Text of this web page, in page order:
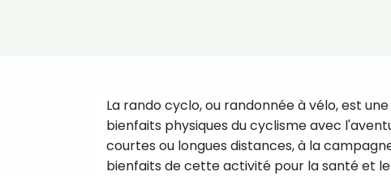
La rando cyclo, ou randonnée à vélo, est
bienfaits physiques du cyclisme avec
courtes ou longues distances, à la
bienfaits de cette activité pour la santé et